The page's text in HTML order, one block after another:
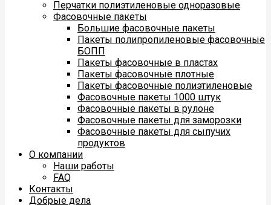
Перчатки полиэтиленовые одноразовые
Фасовочные пакеты
Большие фасовочные пакеты
Пакеты полипропиленовые фасовочные
БОПП
Пакеты фасовочные в пластах
Пакеты фасовочные плотные
Пакеты фасовочные полиэтиленовые
Фасовочные пакеты 1000 штук
Фасовочные пакеты в рулоне
Фасовочные пакеты для заморозки
Фасовочные пакеты для сыпучих
продуктов
О компании
Наши работы
FAQ
Контакты
Добрые дела